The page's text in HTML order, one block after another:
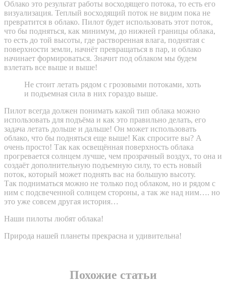
Облако это результат работы восходящего потока, то есть его
визуализация. Теплый восходящий поток не видим пока не
превратится в облако. Пилот будет использовать этот поток,
что бы подняться, как минимум, до нижней границы облака,
то есть до той высоты, где растворенная влага, поднятая с
поверхности земли, начнёт превращаться в пар, и облако
начинает формироваться. Значит под облаком мы будем
взлетать все выше и выше!
Не стоит летать рядом с грозовыми потоками, хоть
и подъемная сила в них гораздо выше.
Пилот всегда должен понимать какой тип облака можно
использовать для подъёма и как это правильно делать, его
задача летать дольше и дальше! Он может использовать
облако, что бы подняться еще выше! Как спросите вы? А
очень просто! Так как освещённая поверхность облака
прогревается солнцем лучше, чем прозрачный воздух, то она и
создаёт дополнительную подъемную силу, то есть новый
поток, который может поднять вас на большую высоту.
Так подниматься можно не только под облаком, но и рядом с
ним с подсвеченной солнцем стороны, а так же над ним…. но
это уже совсем другая история…
Наши пилоты любят облака!
Природа нашей планеты прекрасна и удивительна!
Похожие статьи